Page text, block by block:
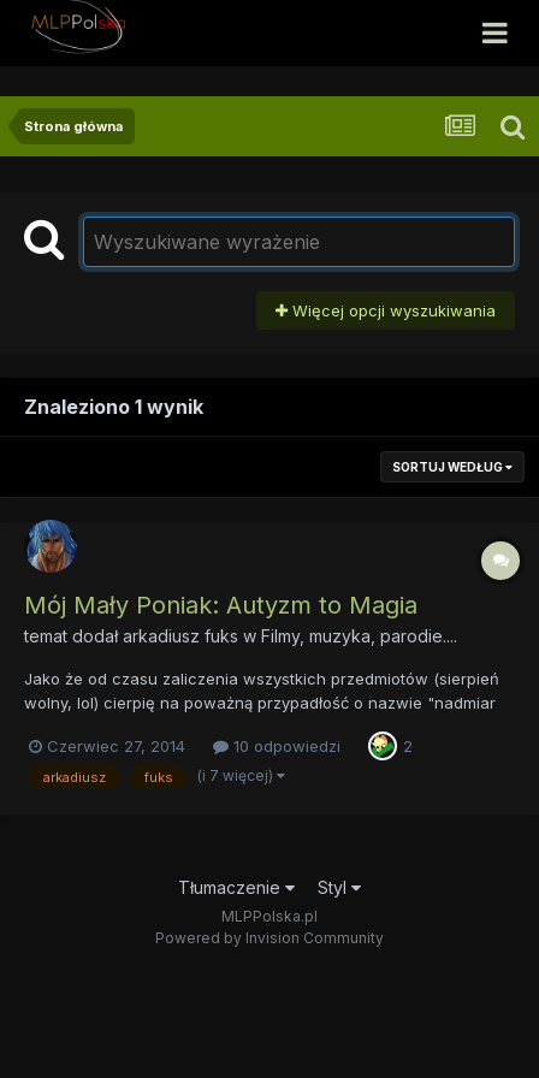
Strona główna
Więcej opcji wyszukiwania
Znaleziono 1 wynik
SORTUJ WEDŁUG
Mój Mały Poniak: Autyzm to Magia
temat dodałarkadiusz fuks w Filmy, muzyka, parodie....
Jako że od czasu zaliczenia wszystkich przedmiotów (sierpień
wolny, lol) cierpię na poważną przypadłość o nazwie "nadmiar
postanowiłem poszukać sobie jakichś przeróbek. W stercie
beznadziejnych śmieci natrafiłem na coś takiego A w...
Czerwiec 27, 2014 10 odpowiedzi 2
arkadiusz fuks (i 7 więcej)
Tłumaczenie Styl
MLPPolska.pl
Powered by Invision Community